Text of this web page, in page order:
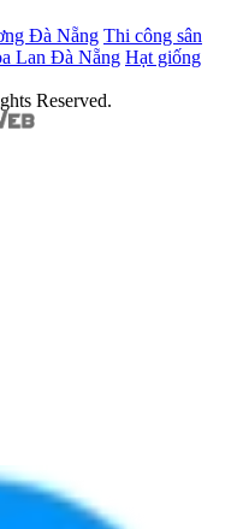
Đà Nẵng Thi công sân
Lan Đà Nẵng Hạt giống
Reserved.